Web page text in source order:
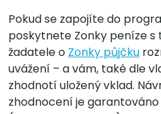
Pokud se zapojíte do
poskytnete Zonky peníze s
žadatele o Zonky půjčku
uvážení – a vám, také dle
zhodnotí uložený vklad.
zhodnocení je garantováno